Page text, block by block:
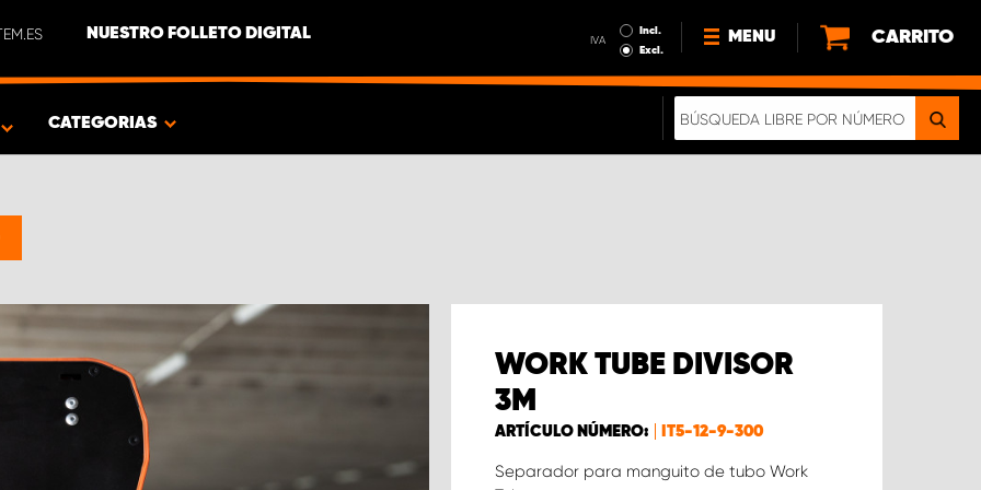
NUESTRO FOLLETO DIGITAL IVA
Incl.
Excl.
MENU
NOTICIAS
CARRITO
CATEGORIAS
WORK TUBE DIVISOR
3M
ARTÍCULO NÚMERO: IT5-12-9-300
Separador para manguito de tubo Work